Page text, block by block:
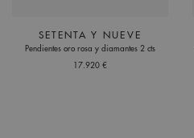
SETENTA Y NUEVE
Pendientes oro rosa y diamantes 2 cts
17.920 €